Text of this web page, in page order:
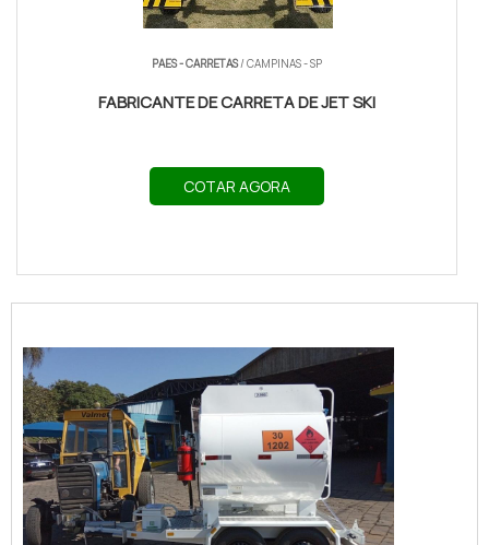
PAES - CARRETAS/ CAMPINAS - SP
FABRICANTE DE CARRETA DE JET SKI
COTAR AGORA